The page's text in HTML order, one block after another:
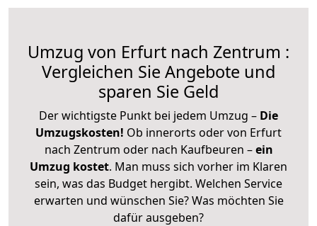
Umzug von Erfurt nach Zentrum :
Vergleichen Sie Angebote und
sparen Sie Geld
Der wichtigste Punkt bei jedem Umzug – Die
Umzugskosten! Ob innerorts oder von Erfurt
nach Zentrum oder nach Kaufbeuren –ein
Umzug kostet. Man muss sich vorher im Klaren
sein, was das Budget hergibt. Welchen Service
erwarten und wünschen Sie? Was möchten Sie
dafür ausgeben?